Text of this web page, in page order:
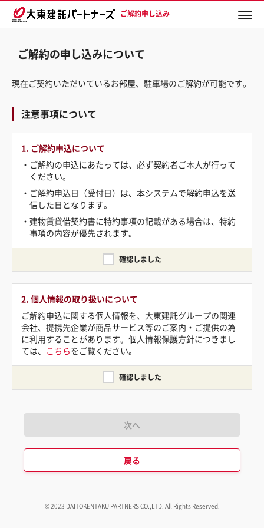
ご解約申し込み
ご解約の申し込みについて
現在ご契約いただいているお部屋、駐車場のご解約が可能です。
注意事項について
1. ご解約申込について
・ご解約の申込にあたっては、必ず契約者ご本人が行って
ください。
・ご解約申込日（受付日）は、本システムで解約申込を送
信した日となります。
・建物賃貸借契約書に特約事項の記載がある場合は、特約
事項の内容が優先されます。
確認しました
2. 個人情報の取り扱いについて
ご解約申込に関する個人情報を、大東建託グループの関連
会社、提携先企業が商品サービス等のご案内・ご提供の為
に利用することがあります。個人情報保護方針につきまし
ては、 こちらをご覧ください。
確認しました
戻る
次へ
© 2023 DAITOKENTAKU PARTNERS CO.,LTD. All Rights Reserved.